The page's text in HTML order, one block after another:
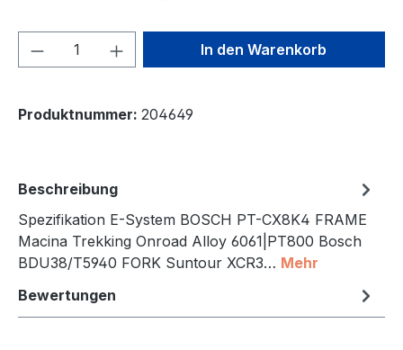
Produkt Anzahl: Gib denIn den Warenkorb
Produktnummer: 204649
Beschreibung
Spezifikation E-System BOSCH PT-CX8K4 FRAME
Macina Trekking Onroad Alloy 6061|PT800 Bosch
BDU38/T5940 FORK Suntour XCR3… Mehr
Bewertungen